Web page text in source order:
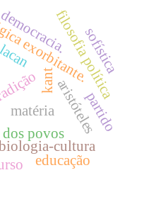
exorbitante.
kantfilosofia política
povos
matéria aristóteles
sofística
cultura
educação
partido